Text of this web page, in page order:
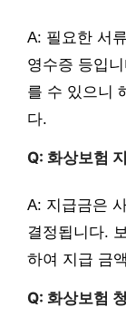
A: 필요한 서
영수증 등입
를 수 있으니
다.
Q: 화상보험
A: 지급금은
결정됩니다.
하여 지급 금
Q: 화상보험